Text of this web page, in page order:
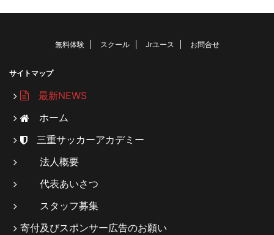
無料体験 スクール Jrユース お問合せ
サイトマップ
最新NEWS
ホーム
三重サッカーアカデミー
法人概要
代表あいさつ
スタッフ募集
寄付及びスポンサー広告のお願い